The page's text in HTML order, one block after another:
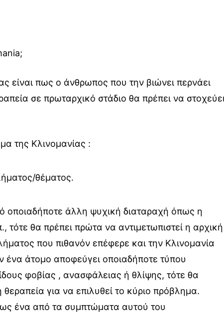
είναι πως ο άνθρωπος που την βιώνει περνάει
σε πρωταρχικό στάδιο θα πρέπει να
της Κλινομανίας :
θέματος.
οποιαδήποτε άλλη ψυχική διαταραχή όπως η
θα πρέπει πρώτα να αντιμετωπιστεί η αρχική
που πιθανόν επέφερε και την Κλινομανία
άτομο αποφεύγει οποιαδήποτε τύπου
φοβίας , ανασφάλειας ή θλίψης, τότε θα
για να επιλυθεί το κύριο πρόβλημα.
ένα από τα συμπτώματα αυτού του